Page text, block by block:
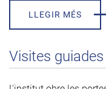
LLEGIR MÉS
Visites guiades